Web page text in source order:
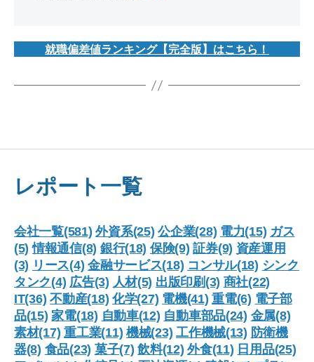
就職偏差値ランキング【完全版】はこちら！
レポート一覧
会社一覧(581) 外資系(25) 公企業(28) 電力(15) ガス
(5) 情報通信(8) 銀行(18) 保険(9) 証券(9) 資産運用
(3) リース(4) 金融サービス(18) コンサル(18) シンク
タンク(4) 広告(3) 人材(5) 出版印刷(3) 商社(22)
IT(36) 不動産(18) 化学(27) 電機(41) 重電(6) 電子部
品(15) 家電(18) 自動車(12) 自動車部品(24) 金属(8)
素材(17) 重工業(11) 機械(23) 工作機械(13) 防衛機
器(8) 食品(23) 菓子(7) 飲料(12) 外食(11) 日用品(25)